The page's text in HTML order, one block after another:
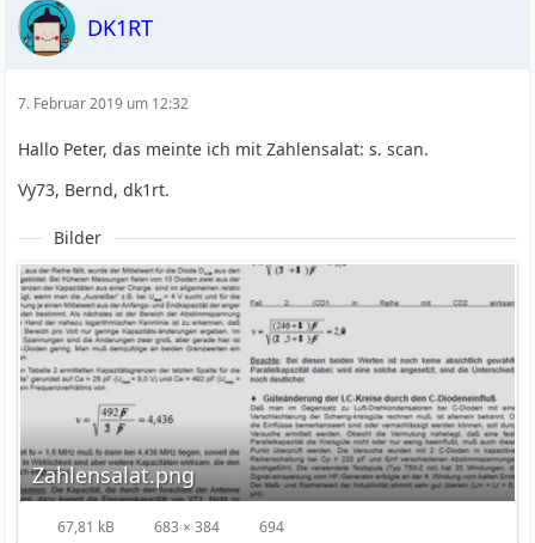
DK1RT
7. Februar 2019 um 12:32
Hallo Peter, das meinte ich mit Zahlensalat: s. scan.
Vy73, Bernd, dk1rt.
Bilder
Zahlensalat.png
67,81 kB 683 × 384 694